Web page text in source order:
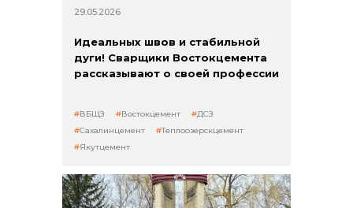
+7 (423) 234 50 50
29.05.2026
Идеальных швов и стабильной
дуги! Сварщики Востокцемента
рассказывают о своей профессии
ВБЩЗ Востокцемент
ДСЗ
Сахалинцемент
Теплоозерскцемент
Якутцемент